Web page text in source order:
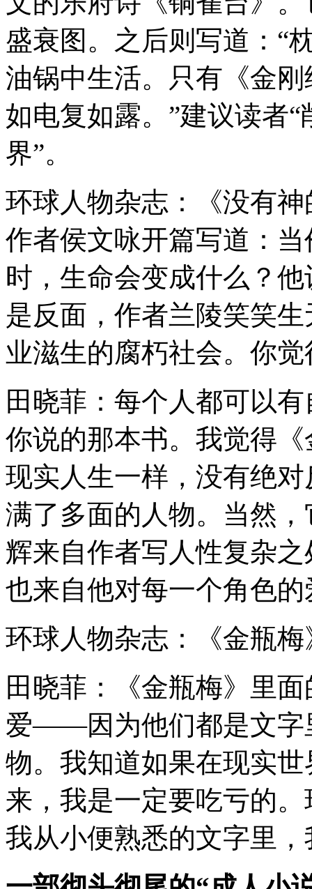
盛衰图。之后则写道：“
油锅中生活。只有《金
如电复如露。”建议读者
界”。
环球人物杂志：《没有
作者侯文咏开篇写道：
时，生命会变成什么？
是反面，作者兰陵笑笑
业滋生的腐朽社会。你
田晓菲：每个人都可以
你说的那本书。我觉得
现实人生一样，没有绝
满了多面的人物。当然
辉来自作者写人性复杂
也来自他对每一个角色的
环球人物杂志：《金瓶
田晓菲：《金瓶梅》里
爱——因为他们都是文字
物。我知道如果在现实
来，我是一定要吃亏的
我从小便熟悉的文字里